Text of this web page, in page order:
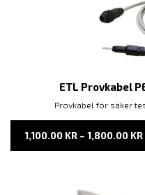
ETL Provkabel
Provkabel för säker
1,100.00 KR – 1,800.00 KR